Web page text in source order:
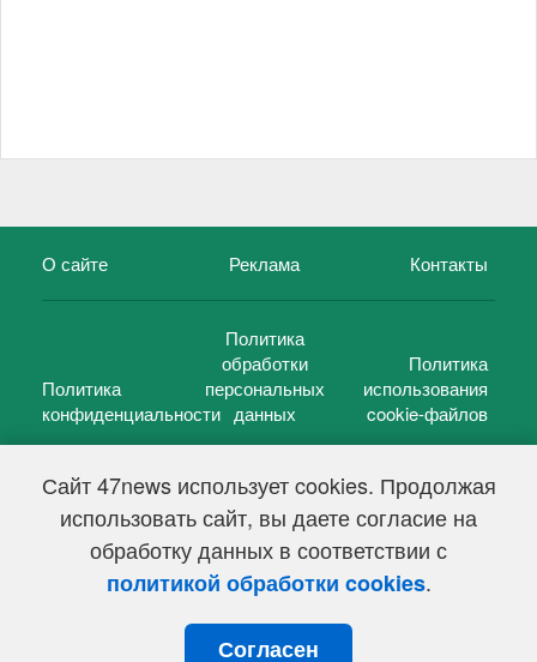
Сайт 47news использует cookies. Продолжая
использовать сайт, вы даете согласие на
обработку данных в соответствии с
политикой обработки cookies.
Согласен
О сайте Реклама Контакты
Политика
конфиденциальности
Политика
обработки
персональных
данных
Политика
использования
cookie-файлов
47 новостей (47 news)2005 — 2026 г.
Свидетельство о регистрации СМИ Эл № ФС 77-39848, выдано
Федеральной службой по надзору в сфере связи,
информационных технологий и массовых коммуникаций